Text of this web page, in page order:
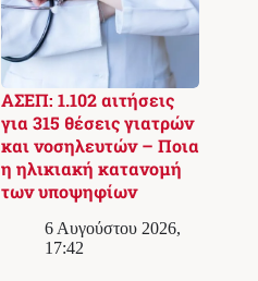
ΑΣΕΠ: 1.102 αιτήσεις
για 315 θέσεις γιατρών
και νοσηλευτών – Ποια
η ηλικιακή κατανομή
των υποψηφίων
6 Αυγούστου 2026,
17:42